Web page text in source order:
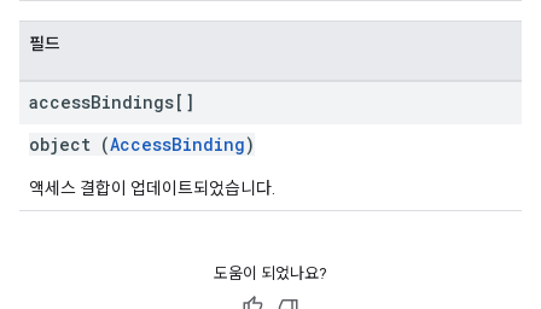
필드
accessBindings[]
object (AccessBinding)
액세스 결합이 업데이트되었습니다.
도움이 되었나요?